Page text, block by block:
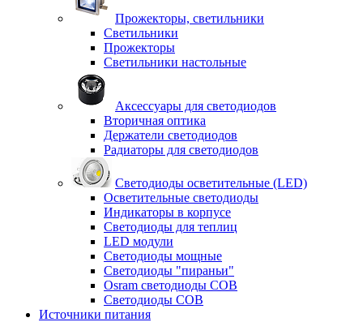
Прожекторы, светильники
Светильники
Прожекторы
Светильники настольные
Аксессуары для светодиодов
Вторичная оптика
Держатели светодиодов
Радиаторы для светодиодов
Светодиоды осветительные (LED)
Осветительные светодиоды
Индикаторы в корпусе
Светодиоды для теплиц
LED модули
Светодиоды мощные
Светодиоды "пираньи"
Osram светодиоды COB
Светодиоды COB
Источники питания